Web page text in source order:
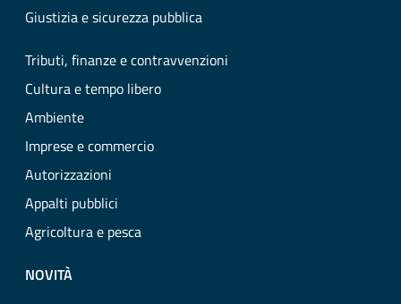
Giustizia e sicurezza pubblica
Tributi, finanze e contravvenzioni
Cultura e tempo libero
Ambiente
Imprese e commercio
Autorizzazioni
Appalti pubblici
Agricoltura e pesca
NOVITÀ